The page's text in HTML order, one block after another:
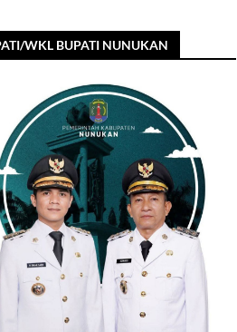
WKL BUPATI NUNUKAN